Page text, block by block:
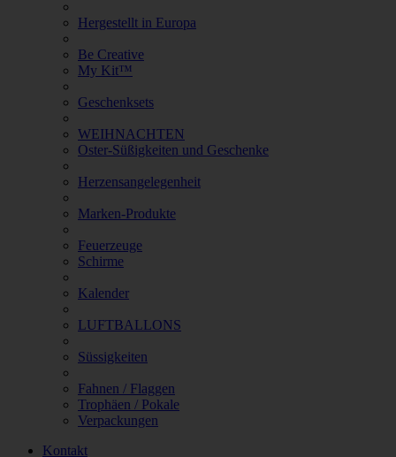
Hergestellt in Europa
Be Creative
My Kit™
Geschenksets
WEIHNACHTEN
Oster-Süßigkeiten und Geschenke
Herzensangelegenheit
Marken-Produkte
Feuerzeuge
Schirme
Kalender
LUFTBALLONS
Süssigkeiten
Fahnen / Flaggen
Trophäen / Pokale
Verpackungen
Kontakt